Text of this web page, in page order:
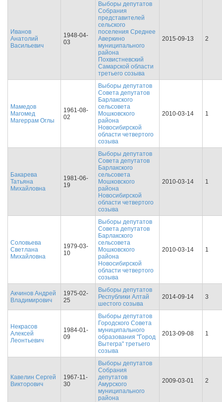
Иванов
Анатолий
Васильевич
1948-04-
03
Выборы депутатов
Собрания
представителей
сельского
поселения Среднее
Аверкино
муниципального
района
Похвистневский
Самарской области
третьего созыва
2015-09-13 2
Мамедов
Магомед
Магеррам Оглы
1961-08-
02
Выборы депутатов
Совета депутатов
Барлакского
сельсовета
Мошковского
района
Новосибирской
области четвертого
созыва
2010-03-14 1
Бакарева
Татьяна
Михайловна
1981-06-
19
Выборы депутатов
Совета депутатов
Барлакского
сельсовета
Мошковского
района
Новосибирской
области четвертого
созыва
2010-03-14 1
Соловьева
Светлана
Михайловна
1979-03-
10
Выборы депутатов
Совета депутатов
Барлакского
сельсовета
Мошковского
района
Новосибирской
области четвертого
созыва
2010-03-14 1
Акчинов Андрей
Владимирович
1975-02-
25
Выборы депутатов
Республики Алтай
шестого созыва
2014-09-14 3
Некрасов
Алексей
Леонтьевич
1984-01-
09
Выборы депутатов
Городского Совета
муниципального
образования "Город
Вытегра" третьего
созыва
2013-09-08 1
Кавелин Сергей
Викторович
1967-11-
30
Выборы депутатов
Собрания
депутатов
Амурского
муниципального
района
2009-03-01 2